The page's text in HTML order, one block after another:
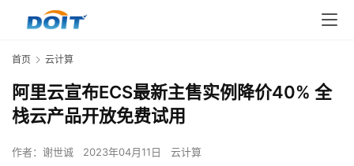
首页 云计算
阿里云宣布ECS最新主售实例降价40% 全
栈云产品开放免费试用
作者： 谢世诚 2023年04月11日 云计算